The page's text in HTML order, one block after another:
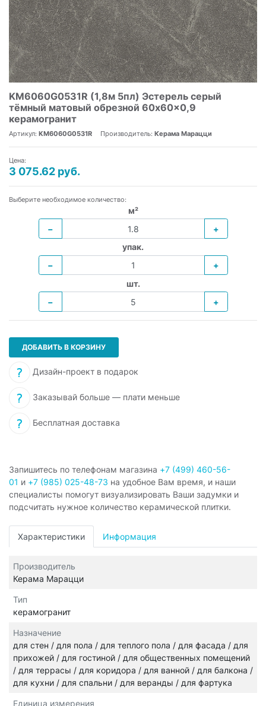
KM6060G0531R (1,8м 5пл) Эстерель серый
тёмный матовый обрезной 60x60x0,9
керамогранит
Артикул: KM6060G0531R Производитель: Керама Марацци
Цена:
3 075.62 руб.
Выберите необходимое количество:
м²
−
+
упак.
−
+
шт.
−
+
ДОБАВИТЬ В КОРЗИНУ
Дизайн-проект в подарок
Заказывай больше — плати меньше
Бесплатная доставка
Запишитесь по телефонам магазина +7 (499) 460-56-
01 и +7 (985) 025-48-73 на удобное Вам время, и наши
специалисты помогут визуализировать Ваши задумки и
подсчитать нужное количество керамической плитки.
Характеристики Информация
Производитель
Керама Марацци
Тип
керамогранит
Назначение
для стен / для пола / для теплого пола / для фасада / для
прихожей / для гостиной / для общественных помещений
/ для террасы / для коридора / для ванной / для балкона /
для кухни / для спальни / для веранды / для фартука
Единица измерения